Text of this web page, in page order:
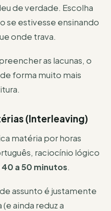
de verdade. Escolha
se estivesse ensinando
onde trava.
as lacunas, o
forma muito mais
(Interleaving)
matéria por horas
raciocínio lógico
40 a 50 minutos.
assunto é justamente
ainda reduz a